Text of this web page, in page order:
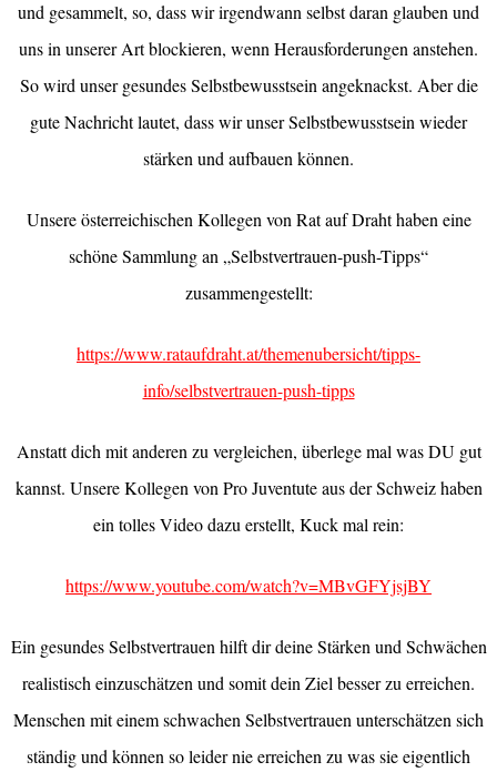
und gesammelt, so, dass wir irgendwann selbst daran glauben und
uns in unserer Art blockieren, wenn Herausforderungen anstehen.
So wird unser gesundes Selbstbewusstsein angeknackst. Aber die
gute Nachricht lautet, dass wir unser Selbstbewusstsein wieder
stärken und aufbauen können.
Unsere österreichischen Kollegen von Rat auf Draht haben eine
schöne Sammlung an „Selbstvertrauen-push-Tipps“
zusammengestellt:
https://www.rataufdraht.at/themenubersicht/tipps-
info/selbstvertrauen-push-tipps
Anstatt dich mit anderen zu vergleichen, überlege mal was DU gut
kannst. Unsere Kollegen von Pro Juventute aus der Schweiz haben
ein tolles Video dazu erstellt, Kuck mal rein:
https://www.youtube.com/watch?v=MBvGFYjsjBY
Ein gesundes Selbstvertrauen hilft dir deine Stärken und Schwächen
realistisch einzuschätzen und somit dein Ziel besser zu erreichen.
Menschen mit einem schwachen Selbstvertrauen unterschätzen sich
ständig und können so leider nie erreichen zu was sie eigentlich